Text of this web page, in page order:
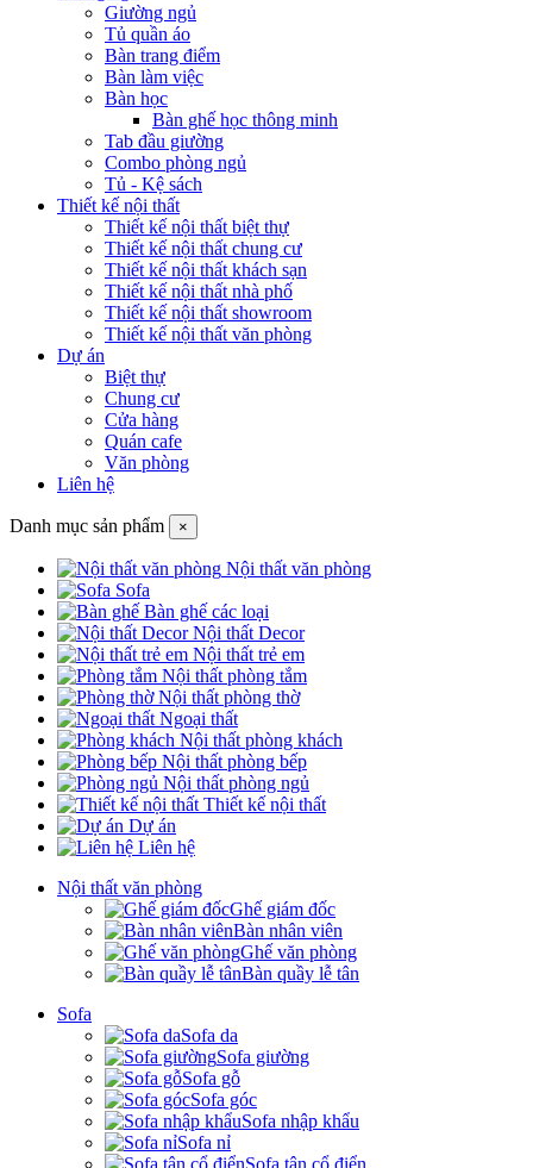
Giường ngủ
Tủ quần áo
Bàn trang điểm
Bàn làm việc
Bàn học
Bàn ghế học thông minh
Tab đầu giường
Combo phòng ngủ
Tủ - Kệ sách
Thiết kế nội thất
Thiết kế nội thất biệt thự
Thiết kế nội thất chung cư
Thiết kế nội thất khách sạn
Thiết kế nội thất nhà phố
Thiết kế nội thất showroom
Thiết kế nội thất văn phòng
Dự án
Biệt thự
Chung cư
Cửa hàng
Quán cafe
Văn phòng
Liên hệ
Danh mục sản phẩm ×
Nội thất văn phòng
Sofa
Bàn ghế các loại
Nội thất Decor
Nội thất trẻ em
Nội thất phòng tắm
Nội thất phòng thờ
Ngoại thất
Nội thất phòng khách
Nội thất phòng bếp
Nội thất phòng ngủ
Thiết kế nội thất
Dự án
Liên hệ
Nội thất văn phòng
Ghế giám đốc
Bàn nhân viên
Ghế văn phòng
Bàn quầy lễ tân
Sofa
Sofa da
Sofa giường
Sofa gỗ
Sofa góc
Sofa nhập khẩu
Sofa nỉ